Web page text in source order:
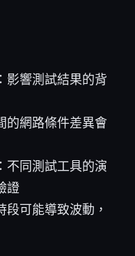
影響測試結果的背
的網路條件差異會
不同測試工具的演
證
可能導致波動，